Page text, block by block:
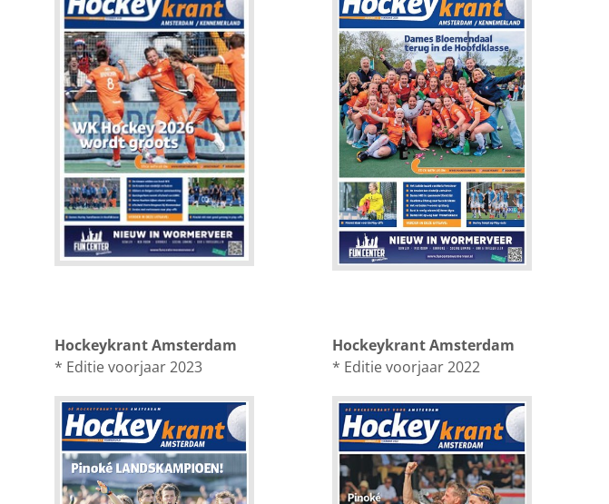
Hockeykrant Amsterdam
* Editie voorjaar 2023
Hockeykrant Amsterdam
* Editie voorjaar 2022